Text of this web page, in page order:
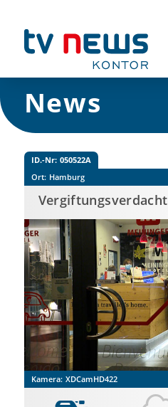
News
ID.-Nr: 050522A
Ort: Hamburg
Vergiftungsverdacht
Kamera: XDCamHD422